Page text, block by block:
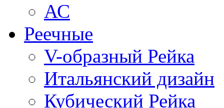
АС
Реечные
V-образный Рейка
Итальянский дизайн
Кубический Рейка